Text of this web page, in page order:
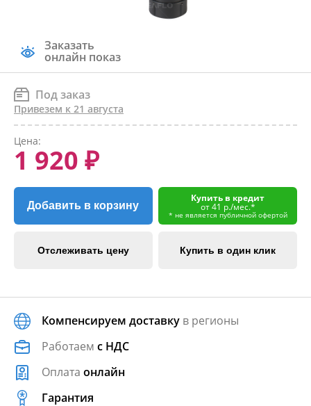
Заказать
онлайн показ
Под заказ
Привезем к 21 августа
Цена:
1 920 ₽
Добавить в корзину
Купить в кредит
от 41 р./мес.*
* не является публичной офертой
Отслеживать цену Купить в один клик
Компенсируем доставку в регионы
Работаем с НДС
Оплата онлайн
Гарантия